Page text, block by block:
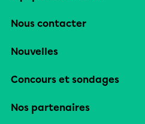
Nous contacter
Nouvelles
Concours et sondages
Nos partenaires